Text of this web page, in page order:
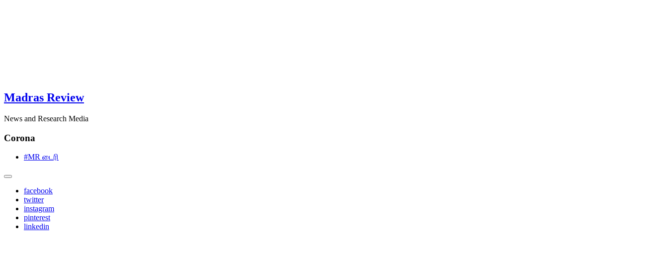
Madras Review
News and Research Media
Corona
#MR டைரி
facebook
twitter
instagram
pinterest
linkedin